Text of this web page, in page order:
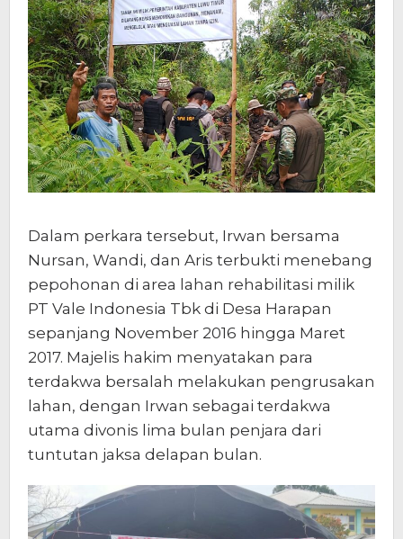
Dalam perkara tersebut, Irwan bersama
Nursan, Wandi, dan Aris terbukti menebang
pepohonan di area lahan rehabilitasi milik
PT Vale Indonesia Tbk di Desa Harapan
sepanjang November 2016 hingga Maret
2017. Majelis hakim menyatakan para
terdakwa bersalah melakukan pengrusakan
lahan, dengan Irwan sebagai terdakwa
utama divonis lima bulan penjara dari
tuntutan jaksa delapan bulan.